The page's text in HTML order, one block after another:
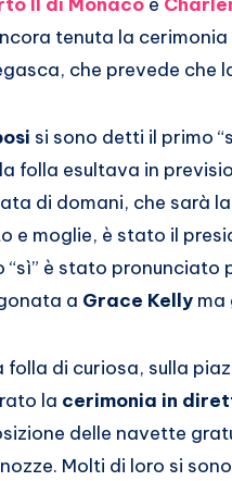
tenuta la
che prevede che
si sono detti il primo
folla esultava in
di domani, che sarà
e moglie, è stato il
“sì” è stato
a Grace Kelly ma
folla di curiosa, sulla
la cerimonia in
delle navette
Molti di loro si